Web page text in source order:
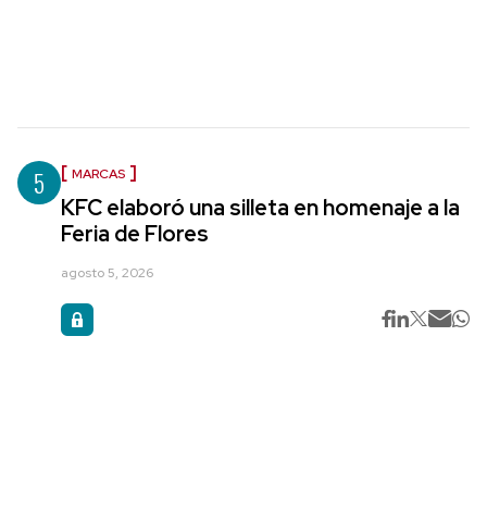
5 MARCAS
KFC elaboró una silleta en homenaje a la
Feria de Flores
agosto 5, 2026